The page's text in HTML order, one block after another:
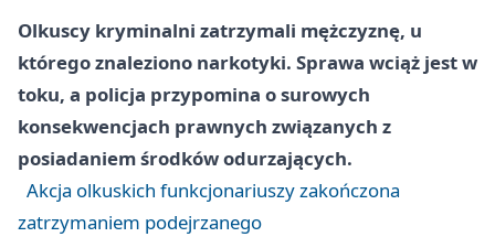
Olkuscy kryminalni zatrzymali mężczyznę, u
którego znaleziono narkotyki. Sprawa wciąż jest w
toku, a policja przypomina o surowych
konsekwencjach prawnych związanych z
posiadaniem środków odurzających.
Akcja olkuskich funkcjonariuszy zakończona
zatrzymaniem podejrzanego